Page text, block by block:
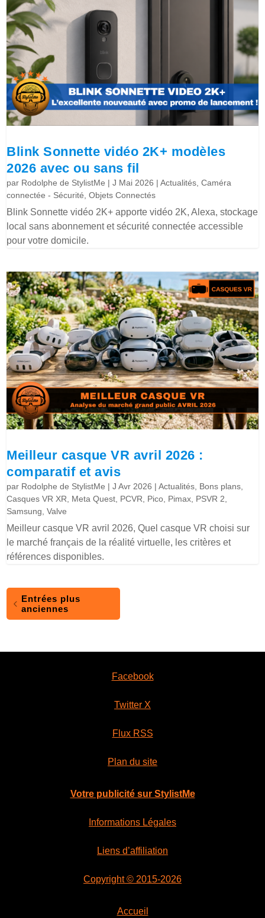
Blink Sonnette vidéo 2K+ modèles
2026 avec ou sans fil
par Rodolphe de StylistMe |J Mai 2026 |Actualités,Caméra
connectée - Sécurité,Objets Connectés
Blink Sonnette vidéo 2K+ apporte vidéo 2K, Alexa, stockage
local sans abonnement et sécurité connectée accessible
pour votre domicile.
Meilleur casque VR avril 2026 :
comparatif et avis
par Rodolphe de StylistMe |J Avr 2026 |Actualités, Bons plans,
Casques VR XR, Meta Quest, PCVR, Pico, Pimax, PSVR 2,
Samsung,Valve
Meilleur casque VR avril 2026, Quel casque VR choisi sur
le marché français de la réalité virtuelle, les critères et
références disponibles.
Entrées plus
anciennes
Facebook
Twitter X
Flux RSS
Plan du site
Votre publicité sur StylistMe
Informations Légales
Liens d’affiliation
Copyright © 2015-2026
Accueil